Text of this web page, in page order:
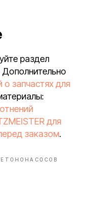
раздел
Дополнительно
о запчастях для
для
заказом.